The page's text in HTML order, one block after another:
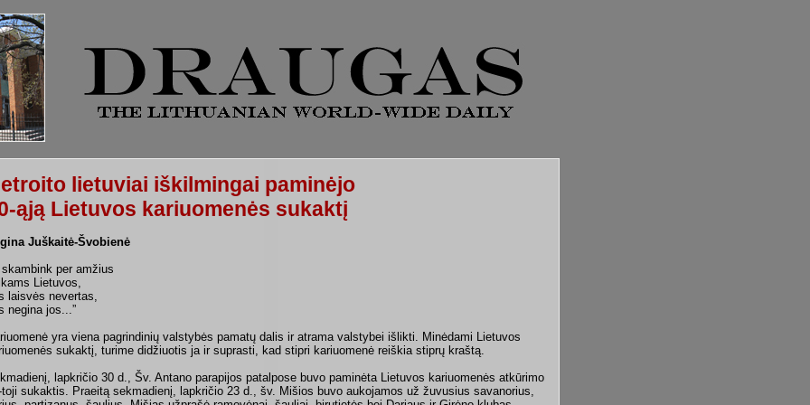
lietuviai iškilmingai paminėjo
ąją Lietuvos kariuomenės sukaktį
Juškaitė-Švobienė
skambink per amžius
Lietuvos,
laisvės nevertas,
negina jos...”
yra viena pagrindinių valstybės pamatų dalis ir atrama valstybei išlikti. Minėdami Lietuvos
sukaktį, turime didžiuotis ja ir suprasti, kad stipri kariuomenė reiškia stiprų kraštą.
lapkričio 30 d., Šv. Antano parapijos patalpose buvo paminėta Lietuvos kariuomenės atkūrimo
toji sukaktis. Praeitą sekmadienį, lapkričio 23 d., šv. Mišios buvo aukojamos už žuvusius savanorius,